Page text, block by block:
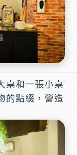
桌和一張小桌
的點綴，營造